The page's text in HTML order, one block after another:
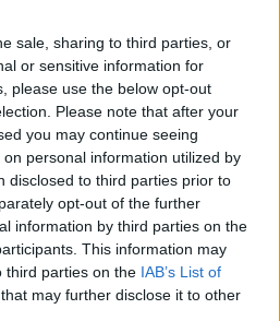
sale, sharing to third parties, or
or sensitive information for
please use the below opt-out
Please note that after your
you may continue seeing
personal information utilized by
disclosed to third parties prior to
opt-out of the further
information by third parties on the
This information may
third parties on the IAB’s List of
that may further disclose it to other
00:00
η Κροατία! Αγκαλιά
η Ολλανδία
θα λύσουν τις...
τους «τελικό» την